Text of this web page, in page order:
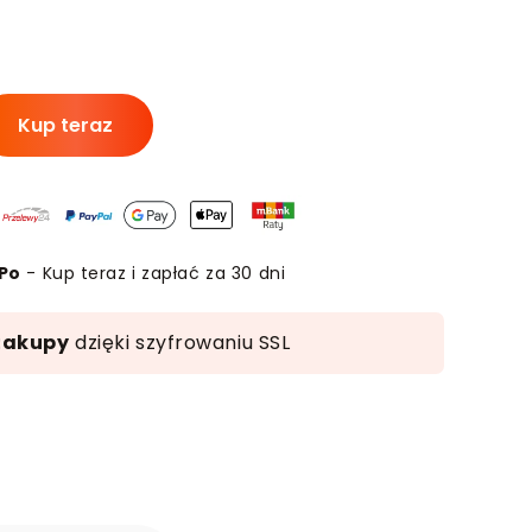
Kup teraz
- Kup teraz i zapłać za 30 dni
dzięki szyfrowaniu SSL